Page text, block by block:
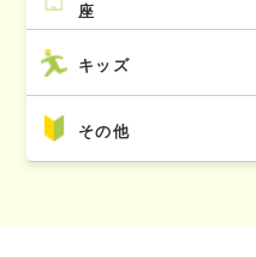
座
キッズ
その他